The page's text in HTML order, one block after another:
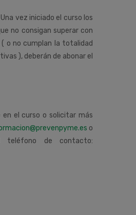
Una vez iniciado el curso los
no consigan superar con
o no cumplan la totalidad
), deberán de abonar el
en el curso o solicitar más
o
teléfono de contacto: